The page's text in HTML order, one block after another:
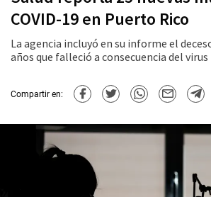
COVID-19 en Puerto Rico
La agencia incluyó en su informe el
años que falleció a consecuencia del virus
Compartir en: